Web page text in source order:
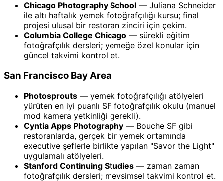
Chicago Photography School — Juliana Schneider
ile altı haftalık yemek fotoğrafçılığı kursu; final
projesi ulusal bir restoran zinciri için çekim.
Columbia College Chicago — sürekli eğitim
fotoğrafçılık dersleri; yemeğe özel konular için
güncel takvimi kontrol et.
San Francisco Bay Area
Photosprouts — yemek fotoğrafçılığı atölyeleri
yürüten en iyi puanlı SF fotoğrafçılık okulu (manuel
mod kamera yetkinliği gerekli).
Cyntia Apps Photography — Bouche SF gibi
restoranlarda, gerçek bir yemek ortamında
executive şeflerle birlikte yapılan "Savor the Light"
uygulamalı atölyeleri.
Stanford Continuing Studies — zaman zaman
fotoğrafçılık dersleri; mevsimsel takvimi kontrol et.